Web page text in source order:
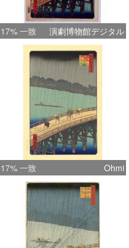
17% 一致 演劇博物館デジタル
17% 一致 Ohmi